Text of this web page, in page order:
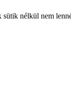
nélkül nem